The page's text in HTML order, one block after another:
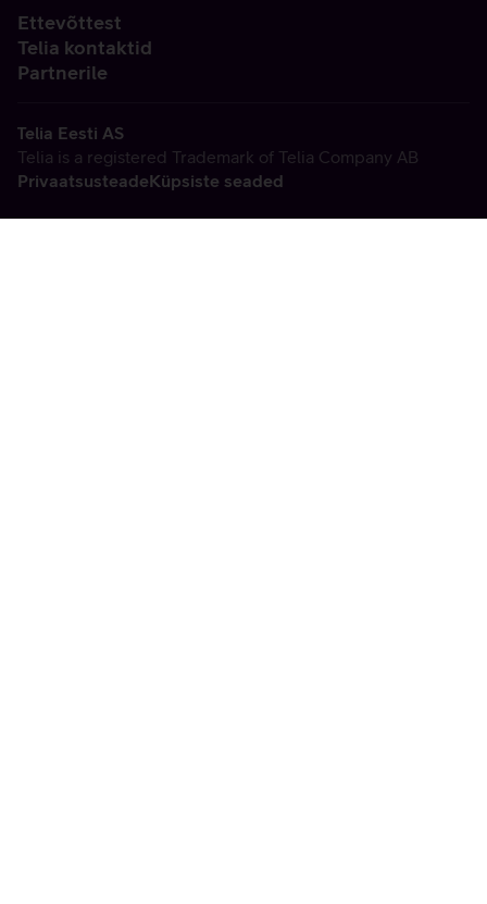
Ettevõttest
Telia kontaktid
Partnerile
Telia Eesti AS
Telia is a registered Trademark of Telia Company AB
PrivaatsusteadeKüpsiste seaded